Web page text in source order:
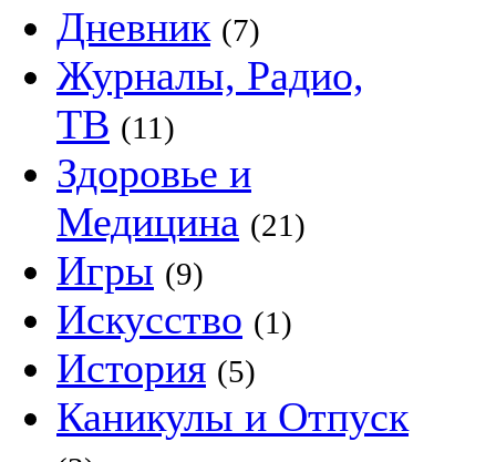
Дневник (7)
Журналы, Радио,
ТВ (11)
Здоровье и
Медицина (21)
Игры (9)
Искусство (1)
История (5)
Каникулы и Отпуск